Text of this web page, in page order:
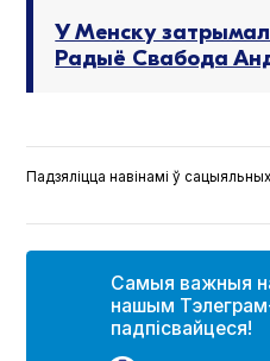
У Менcку
Радыё Свабода
Падзяліцца навінамі ў
Самыя важныя
нашым
падпісвайцеся!